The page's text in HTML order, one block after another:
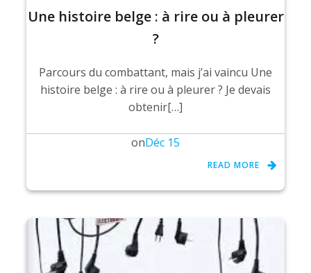
Une histoire belge : à rire ou à pleurer
?
Parcours du combattant, mais j’ai vaincu Une
histoire belge : à rire ou à pleurer ? Je devais
obtenir[…]
onDéc 15
READ MORE